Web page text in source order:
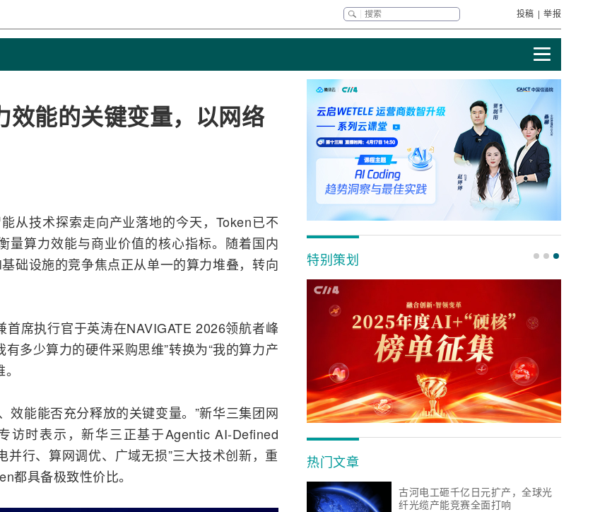
投稿 | 举报
能的关键变量，以网络
从技术探索走向产业落地的今天，Token已不
量算力效能与商业价值的核心指标。随着国内
基础设施的竞争焦点正从单一的算力堆叠，转向
首席执行官于英涛在NAVIGATE 2026领航者峰
多少算力的硬件采购思维”转换为“我的算力产
效能能否充分释放的关键变量。”新华三集团网
访时表示，新华三正基于Agentic AI-Defined
行、算网调优、广域无损”三大技术创新，重
都具备极致性价比。
特别策划
热门文章
古河电工砸千亿日元扩产，全球光
纤光缆产能竞赛全面打响